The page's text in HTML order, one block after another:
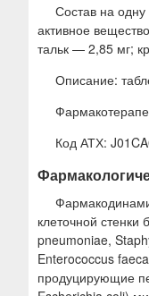
Состав на одну
активное
тальк — 2,85 мг;
Описание:
Код АТХ:
клеточной
pneumoniae,
Enterococcus
продуцирующие